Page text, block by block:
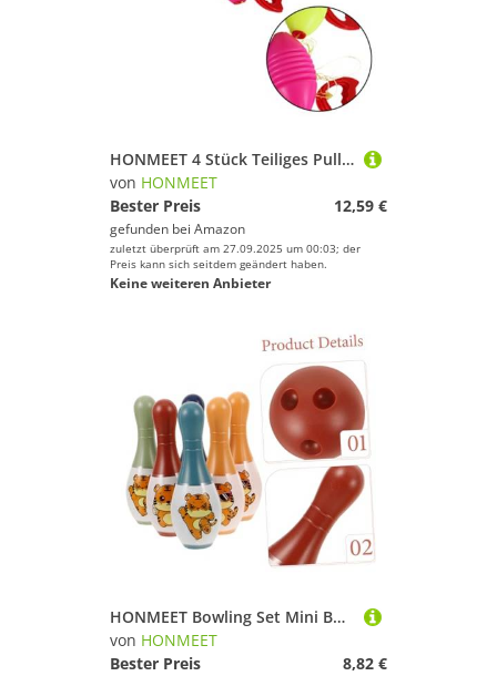
HONMEET 4 Stück Teiliges Pulling Balls Sports Fitness Bälle für Ab Jahren Langlebige Doppelspieler Interaktive Gym Bälle in Zufälligen Farben für Indoor aktivitäten und Zufällige Farbe
von HONMEET
Bester Preis
12,59 €
gefunden bei Amazon
zuletzt überprüft am 27.09.2025 um 00:03; der
Preis kann sich seitdem geändert haben.
Keine weiteren Anbieter
HONMEET Bowling Set Mini Bowlingspielzeug für Drinnen und Draußen Motorische Fähigkeiten Fördernd Stabiles Material Geeignet für Familien Partyspiele Inklusive Bowlingkugeln und Kegeln
von HONMEET
Bester Preis
8,82 €